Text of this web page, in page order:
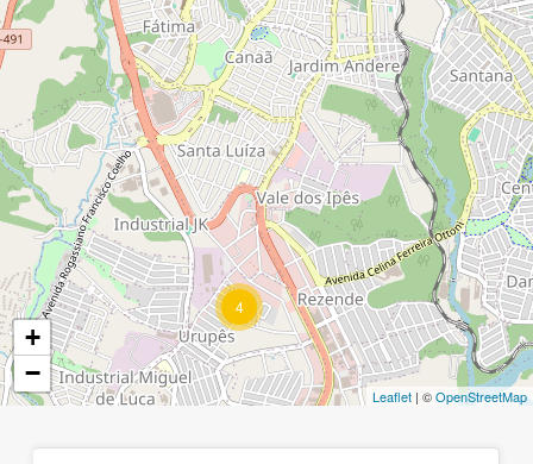
4
+
−
Leaflet | ©OpenStreetMap